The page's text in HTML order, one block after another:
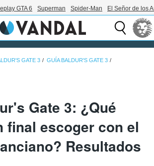
GTA 6 Superman Spider-Man El Señor de los
GATE 3 GUÍA BALDUR'S GATE 3
Gate 3: ¿Qué
final escoger con el
Resultados